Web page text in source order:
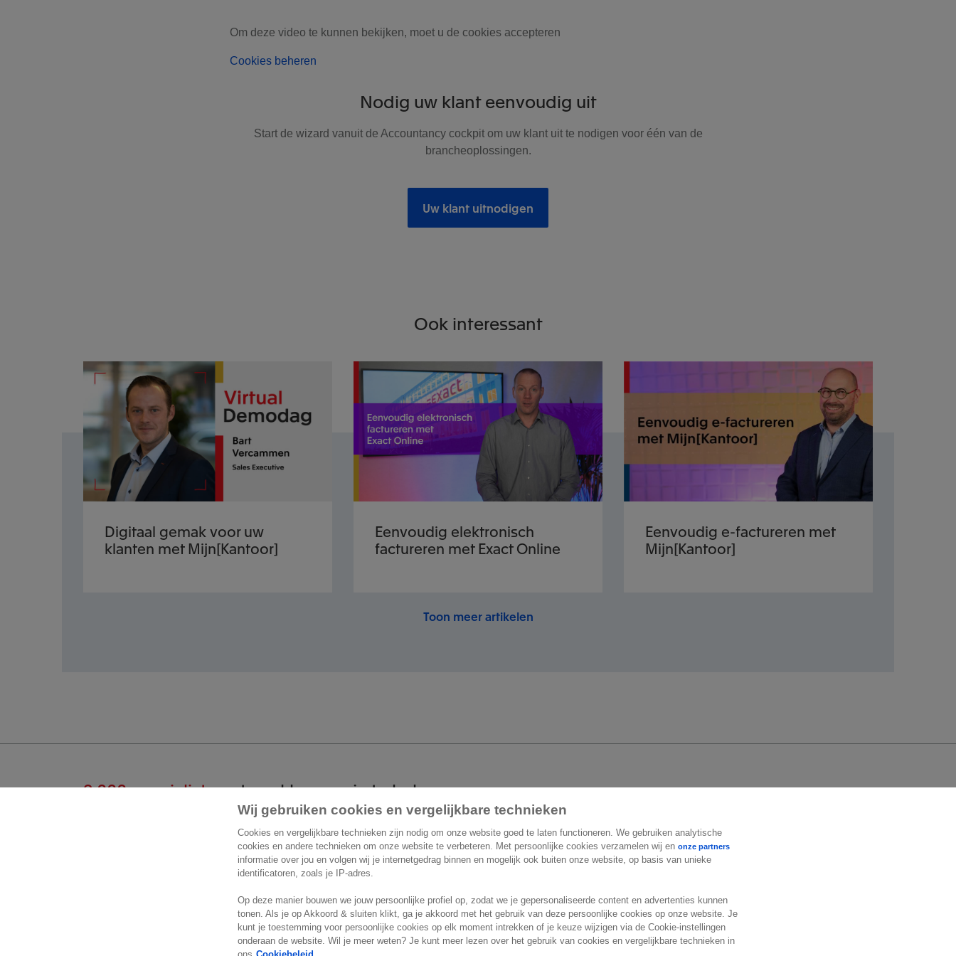
Om deze video te kunnen bekijken, moet u de cookies accepteren
Cookies beheren
Nodig uw klant eenvoudig uit
Start de wizard vanuit de Accountancy cockpit om uw klant uit te nodigen voor één van de
brancheoplossingen.
Uw klant uitnodigen
Ook interessant
Digitaal gemak voor uw
klanten met Mijn[Kantoor]
Eenvoudig elektronisch
factureren met Exact Online
Eenvoudig e-factureren met
Mijn[Kantoor]
Toon meer artikelen
2.000 specialistenstaan klaar om je te helpen
Contact
Exact Belgium
1780 Wemmel
België
Locatie
Overige informatie
Support
Volg ons
Wij gebruiken cookies en vergelijkbare technieken
Cookies en vergelijkbare technieken zijn nodig om onze website goed te laten functioneren. We gebruiken analytische
cookies en andere technieken om onze website te verbeteren. Met persoonlijke cookies verzamelen wij enonze partners
informatie over jou en volgen wij je internetgedrag binnen en mogelijk ook buiten onze website, op basis van unieke
identificatoren, zoals je IP-adres.
Op deze manier bouwen we jouw persoonlijke profiel op, zodat we je gepersonaliseerde content en advertenties kunnen
tonen. Als je op Akkoord & sluiten klikt, ga je akkoord met het gebruik van deze persoonlijke cookies op onze website. Je
kunt je toestemming voor persoonlijke cookies op elk moment intrekken of je keuze wijzigen via de Cookie-instellingen
onderaan de website. Wil je meer weten? Je kunt meer lezen over het gebruik van cookies en vergelijkbare technieken in